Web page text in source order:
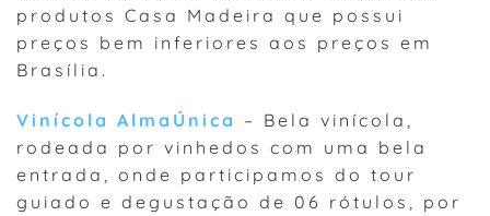
produtos Casa Madeira que possui
preços bem inferiores aos preços em
Brasília.
Vinícola AlmaÚnica – Bela vinícola,
rodeada por vinhedos com uma bela
entrada, onde participamos do tour
guiado e degustação de 06 rótulos, por